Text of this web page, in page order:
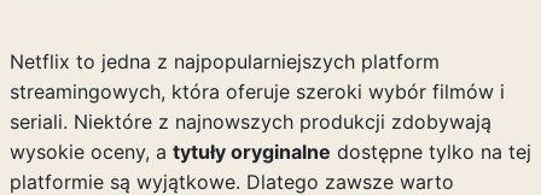
Netflix to jedna z najpopularniejszych platform
streamingowych, która oferuje szeroki wybór filmów i
seriali. Niektóre z najnowszych produkcji zdobywają
wysokie oceny, a tytuły oryginalne dostępne tylko na tej
platformie są wyjątkowe. Dlatego zawsze warto